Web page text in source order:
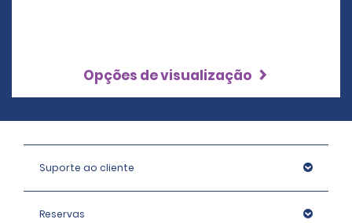
Opções de visualização
Suporte ao cliente
Reservas